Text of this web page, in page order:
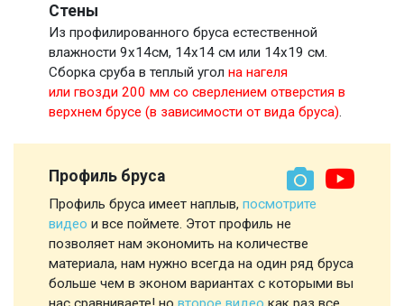
Стены
Из профилированного бруса естественной
влажности 9х14см, 14х14 см или 14х19 см.
Сборка сруба в теплый угол на нагеля
или гвозди 200 мм со сверлением отверстия в
верхнем брусе (в зависимости от вида бруса).
Профиль бруса
Профиль бруса имеет наплыв, посмотрите
видео и все поймете. Этот профиль не
позволяет нам экономить на количестве
материала, нам нужно всегда на один ряд бруса
больше чем в эконом вариантах с которыми вы